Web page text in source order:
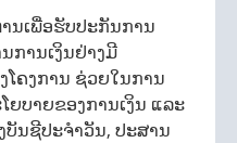
ນເພື່ອຮັບປະກັນການ
ການເງິນຢ່າງມີ
ຄງການ ຊ່ວຍໃນການ
ບາຍຂອງການເງິນ ແລະ
ບັນຊີປະຈຳວັນ, ປະສານ